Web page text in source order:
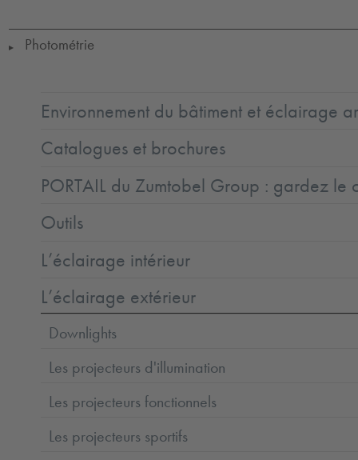
▶ Photométrie
Environnement du bâtiment et éclairage
Catalogues et brochures
PORTAIL du Zumtobel Group : gardez le
Outils
L’éclairage intérieur
L’éclairage extérieur
Downlights
Les projecteurs d'illumination
Les projecteurs fonctionnels
Les projecteurs sportifs